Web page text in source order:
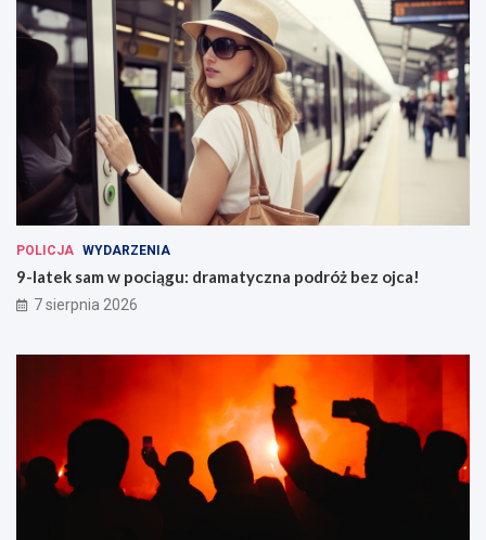
POLICJA WYDARZENIA
9-latek sam w pociągu: dramatyczna podróż bez ojca!
7 sierpnia 2026